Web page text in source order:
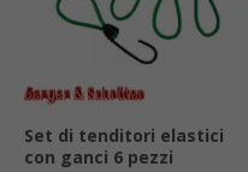
Set di tenditori elastici
con ganci 6 pezzi